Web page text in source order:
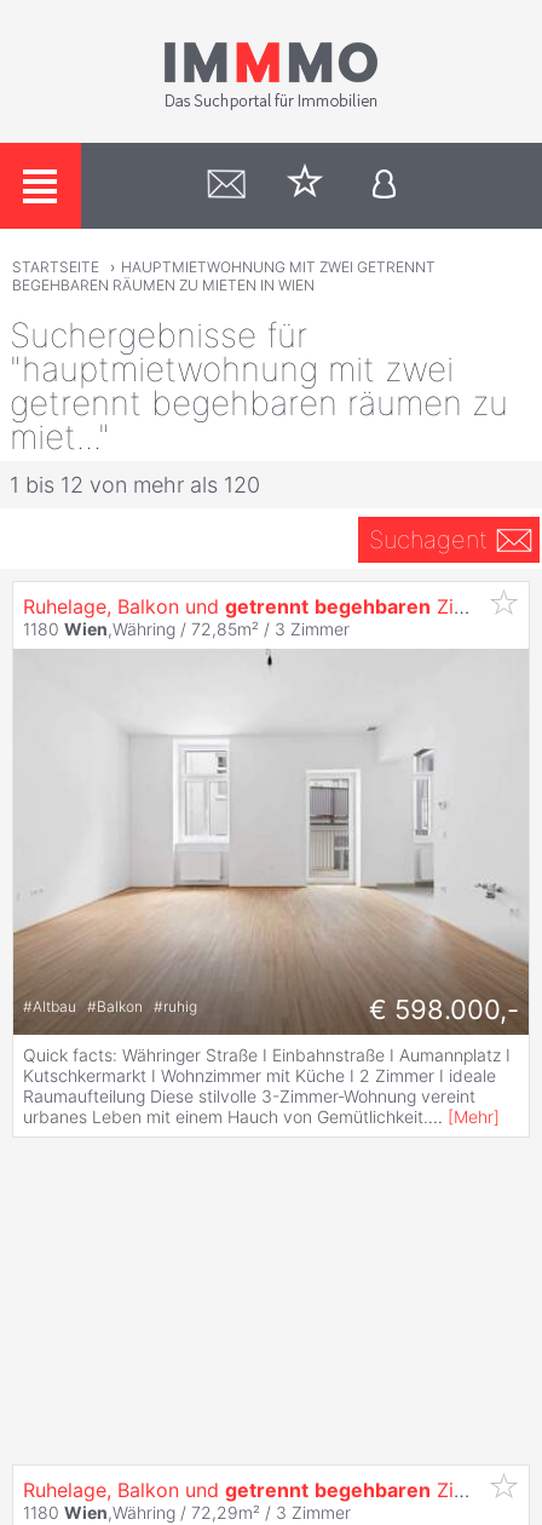
STARTSEITE › HAUPTMIETWOHNUNG MIT ZWEI GETRENNT
BEGEHBAREN RÄUMEN ZU MIETEN IN WIEN
Suchergebnisse für
"hauptmietwohnung mit zwei
getrennt begehbaren räumen zu
miet..."
1 bis 12 von mehr als 120
Suchagent
Ruhelage, Balkon und getrennt begehbaren Zimmern!
1180 Wien,Währing / 72,85m² / 3 Zimmer
#Altbau #Balkon #ruhig € 598.000,-
Quick facts: Währinger Straße I Einbahnstraße I Aumannplatz I
Kutschkermarkt I Wohnzimmer mit Küche I 2 Zimmer I ideale
Raumaufteilung Diese stilvolle 3-Zimmer-Wohnung vereint
urbanes Leben mit einem Hauch von Gemütlichkeit.... [Mehr]
Ruhelage, Balkon und getrennt begehbaren Zimmern!
1180 Wien,Währing / 72,29m² / 3 Zimmer